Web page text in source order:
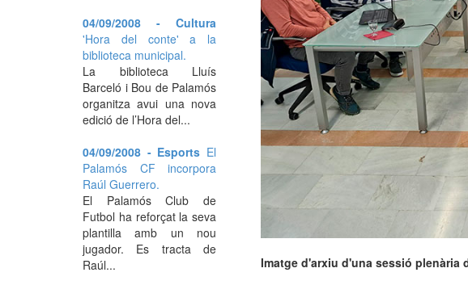
Imatge d'arxiu d'una sessió plenària
04/09/2008 - Cultura
'Hora del conte' a la
biblioteca municipal.
La biblioteca Lluís
Barceló i Bou de Palamós
organitza avui una nova
edició de l’Hora del...
04/09/2008 - Esports El
Palamós CF incorpora
Raúl Guerrero.
El Palamós Club de
Futbol ha reforçat la seva
plantilla amb un nou
jugador. Es tracta de
Raúl...